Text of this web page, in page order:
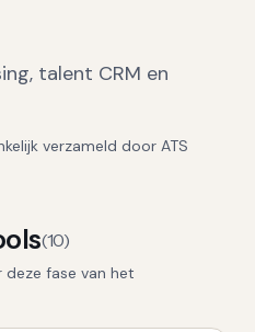
talent CRM en
verzameld door ATS
(10)
fase van het